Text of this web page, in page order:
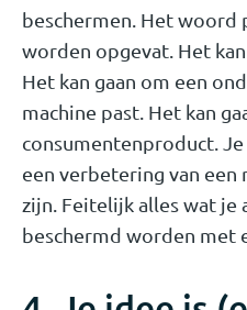
beschermen. Het
worden opgevat. Het kan
Het kan gaan om een
machine past. Het kan
consumentenproduct.
een verbetering van
zijn. Feitelijk alles wat je
beschermd worden met